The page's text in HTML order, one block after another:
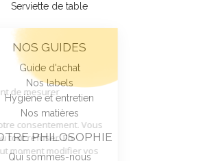
nous
l'audience de
" pour donner votre consentement. Vous
vos choix ou tout refuser. En
" vous pouvez à tout moment modifier vos
Serviette de table
NOS GUIDES
Guide d'achat
Nos labels
Hygiène et entretien
Nos matières
PHILOSOPHIE
Qui sommes-nous